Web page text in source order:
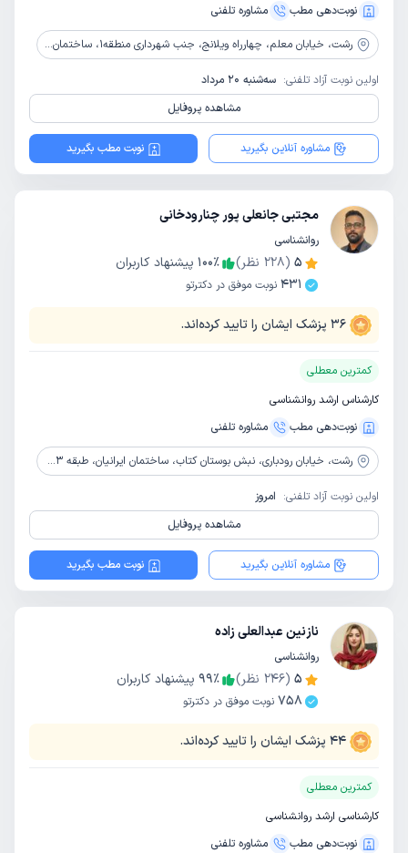
نوبت‌دهی مطب
مشاوره‌ تلفنی
رشت، خیابان معلم، چهارراه ویلانج، جنب شهرداری منطقه1، ساختمان حامد، واحد 4
اولین نوبت آزاد تلفنی: سه‌شنبه 20 مرداد
مشاهده پروفایل
مشاوره آنلاین بگیرید نوبت مطب بگیرید
مجتبی جانعلی پور چنارودخانی
روانشناسی
5
(
228 نظر) 100٪
پیشنهاد کاربران
431 نوبت موفق در دکترتو
36 پزشک ایشان را تایید کرده‌اند.
کمترین معطلی
کارشناس ارشد روانشناسی
نوبت‌دهی مطب
مشاوره‌ تلفنی
رشت، خیابان رودباری، نبش بوستان کتاب، ساختمان ایرانیان، طبقه 3، واحد 5 ، مرکز مشاوره خانواده
اولین نوبت آزاد تلفنی: امروز
مشاهده پروفایل
مشاوره آنلاین بگیرید نوبت مطب بگیرید
نازنین عبدالعلی زاده
روانشناسی
5
(
246 نظر) 99٪
پیشنهاد کاربران
758 نوبت موفق در دکترتو
44 پزشک ایشان را تایید کرده‌اند.
کمترین معطلی
کارشناسی ارشد روانشناسی
نوبت‌دهی مطب
مشاوره‌ تلفنی